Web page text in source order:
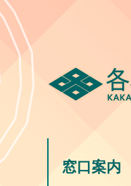
窓口案内